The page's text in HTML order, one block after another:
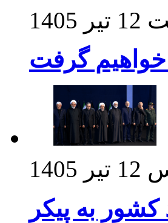
12 تیر 1405
گرفت
12 تیر 1405
به پیکر